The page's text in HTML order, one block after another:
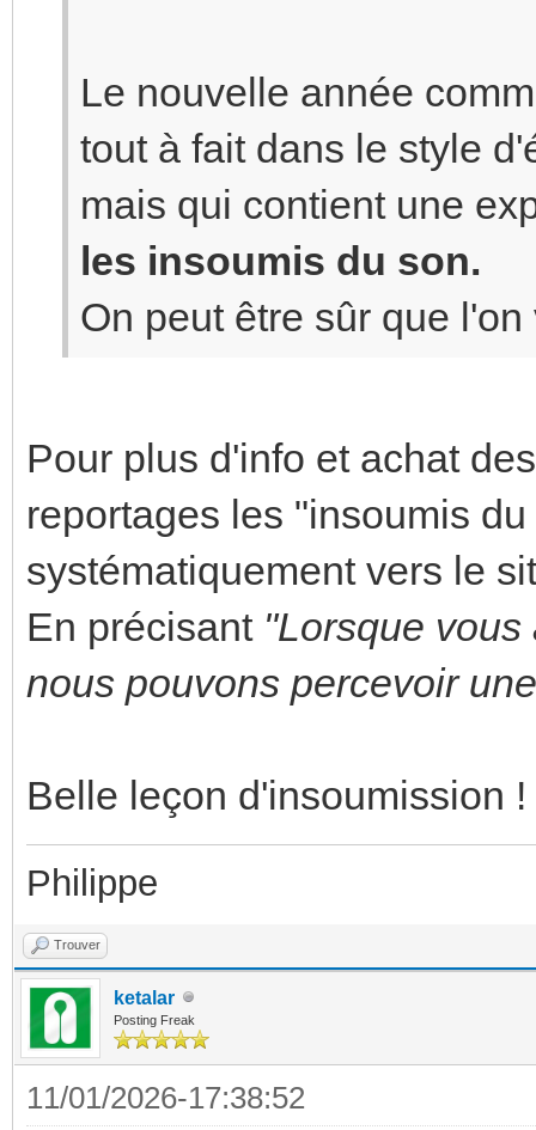
Le nouvelle année
tout à fait dans le style
mais qui contient une
les insoumis du son.
On peut être sûr que
Pour plus d'info et achat
reportages les "insoumis
systématiquement vers le
En précisant "Lorsque
nous pouvons percevoir
Belle leçon d'insoumission !
Philippe
Trouver
ketalar
Posting Freak
11/01/2026-17:38:52